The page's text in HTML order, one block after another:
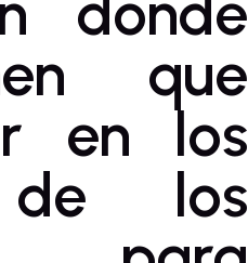
que
en los
los